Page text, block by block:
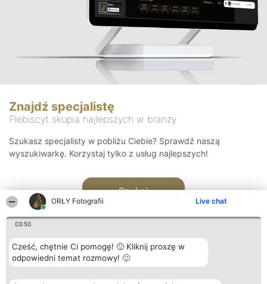
ORŁY Fotografii Live chat
03:50
Cześć, chętnie Ci pomogę! 🙂 Kliknij proszę w
odpowiedni temat rozmowy! 🙂
Znajdź specjalistę
Plebiscyt skupia najlepszych w branży
Szukasz specjalisty w pobliżu Ciebie? Sprawdź naszą
wyszukiwarkę. Korzystaj tylko z usług najlepszych!
Szukaj
Organizator plebiscytu Plebiscyt Kontakt